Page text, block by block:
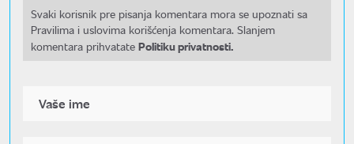
Svaki korisnik pre pisanja komentara mora se upoznati sa
Pravilima i uslovima korišćenja komentara. Slanjem
komentara prihvatate Politiku privatnosti.